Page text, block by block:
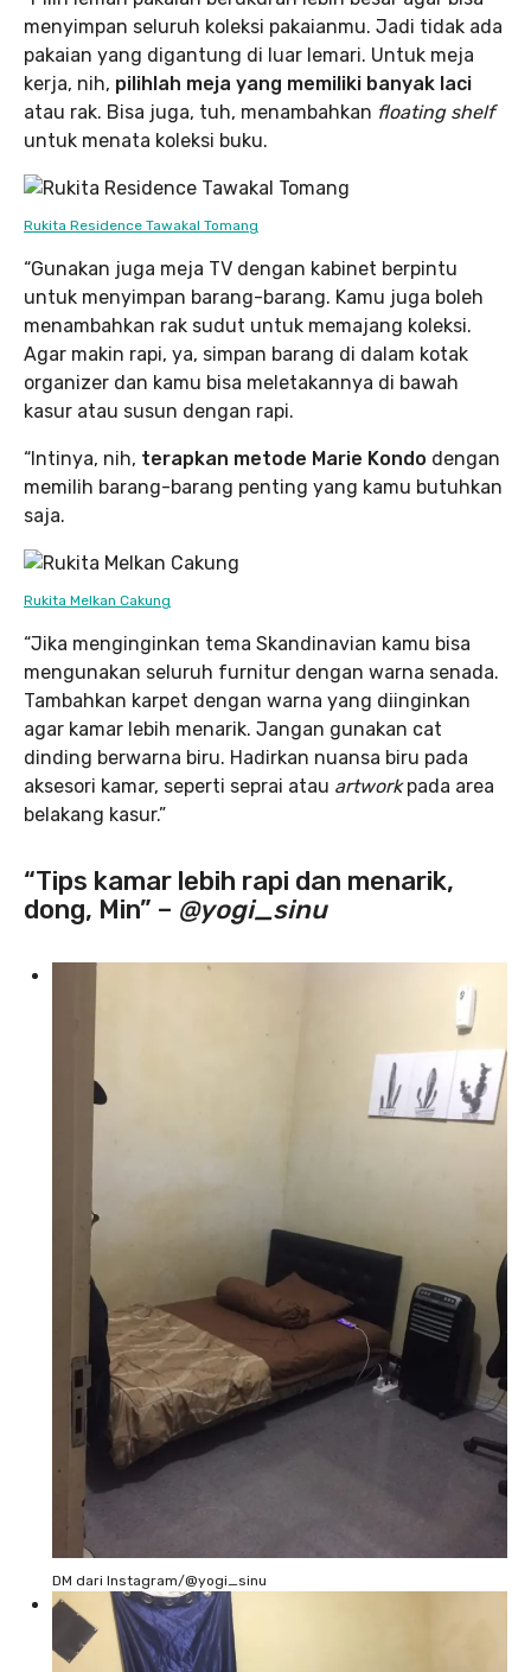
menyimpan seluruh koleksi pakaianmu. Jadi tidak ada
pakaian yang digantung di luar lemari. Untuk meja
kerja, nih, pilihlah meja yang memiliki banyak laci
atau rak. Bisa juga, tuh, menambahkan floating shelf
untuk menata koleksi buku.
Rukita Residence Tawakal Tomang
“Gunakan juga meja TV dengan kabinet berpintu
untuk menyimpan barang-barang. Kamu juga boleh
menambahkan rak sudut untuk memajang koleksi.
Agar makin rapi, ya, simpan barang di dalam kotak
organizer dan kamu bisa meletakannya di bawah
kasur atau susun dengan rapi.
“Intinya, nih, terapkan metode Marie Kondo dengan
memilih barang-barang penting yang kamu butuhkan
saja.
Rukita Melkan Cakung
“Jika menginginkan tema Skandinavian kamu bisa
mengunakan seluruh furnitur dengan warna senada.
Tambahkan karpet dengan warna yang diinginkan
agar kamar lebih menarik. Jangan gunakan cat
dinding berwarna biru. Hadirkan nuansa biru pada
aksesori kamar, seperti seprai atau artworkpada area
belakang kasur.”
“Tips kamar lebih rapi dan menarik,
dong, Min” – @yogi_sinu
DM dari Instagram/@yogi_sinu